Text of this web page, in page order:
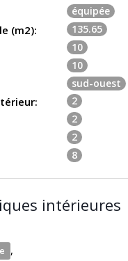
équipée
(m2): 135.65
10
10
sud-ouest
2
2
2
8
intérieures
,